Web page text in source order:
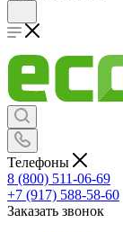
Телефоны
8 (800) 511-06-69
+7 (917) 588-58-60
Заказать звонок